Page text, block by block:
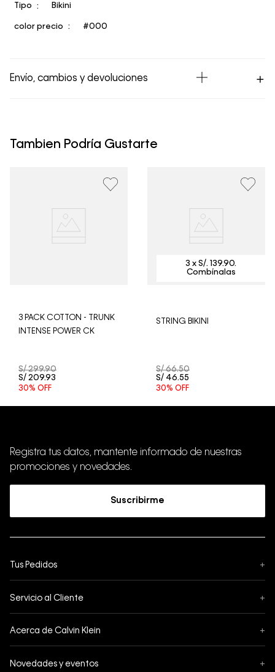
Tipo Bikini
color precio #000
Envío, cambios y devoluciones
hábiles para envíos a provincia. Envíos gratis en Lima
procesará desde el día hábil siguiente. Por higiene y
aceptamos devoluciones en ropa interior y trajes de
Tambien Podría Gustarte
3 PACK COTTON - TRUNK
INTENSE POWER CK
S/ 299.90
S/ 209.93
30% OFF
STRING BIKINI
S/ 66.50
S/ 46.55
30% OFF
Registra tus datos, mantente informado de nuestras
promociones y novedades.
Suscribirme
Tus Pedidos +
Formas de Pago
Servicio al Cliente +
¿Cómo comprar?
Acerca de Calvin Klein +
Novedades y eventos +